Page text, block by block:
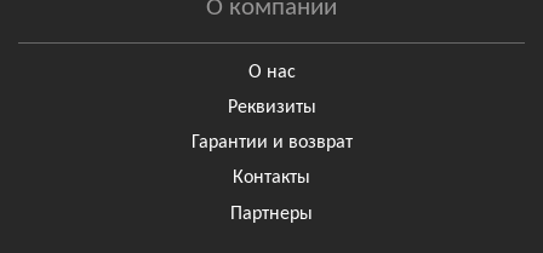
О компании
О нас
Реквизиты
Гарантии и возврат
Контакты
Партнеры